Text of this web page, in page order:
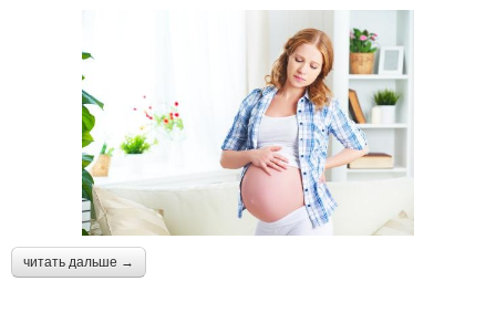
читать дальше →